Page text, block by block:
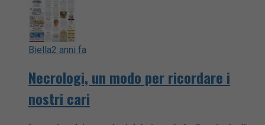
Biella2 anni fa
Necrologi, un modo per ricordare i
nostri cari